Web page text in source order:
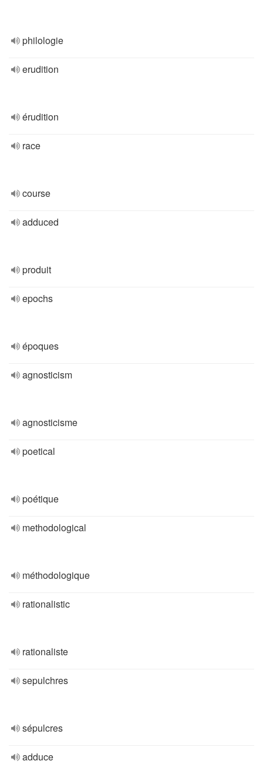
philologie
erudition
érudition
race
course
adduced
produit
epochs
époques
agnosticism
agnosticisme
poetical
poétique
methodological
méthodologique
rationalistic
rationaliste
sepulchres
sépulcres
adduce